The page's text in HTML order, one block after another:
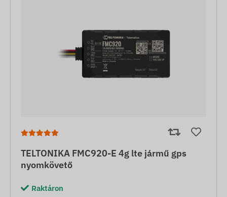
TELTONIKA FMC920-E 4g lte jármű gps
nyomkövető
Raktáron